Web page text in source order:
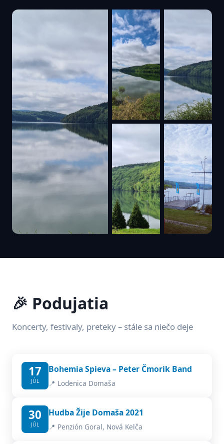
🎉 Podujatia
Koncerty, festivaly, preteky – stále sa niečo deje
17
JÚL
Bohemia Spieva – Peter Čmorik Band
📍 Lodenica Domaša
30
JÚL
Hudba Žije Domaša 2021
📍 Penzión Goral, Nová Kelča